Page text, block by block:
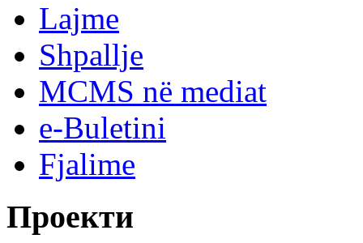
Lajme
Shpallje
MCMS në mediat
e-Buletini
Fjalime
Проекти